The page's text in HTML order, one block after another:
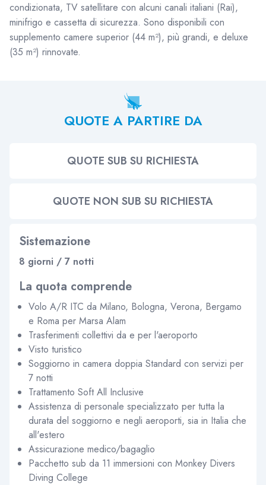
condizionata, TV satellitare con alcuni canali italiani (Rai),
minifrigo e cassetta di sicurezza. Sono disponibili con
supplemento camere superior (44 m²), più grandi, e deluxe
(35 m²) rinnovate.
QUOTE A PARTIRE DA
QUOTE SUB SU RICHIESTA
QUOTE NON SUB SU RICHIESTA
Sistemazione
8 giorni / 7 notti
La quota comprende
Volo A/R ITC da Milano, Bologna, Verona, Bergamo
e Roma per Marsa Alam
Trasferimenti collettivi da e per l'aeroporto
Visto turistico
Soggiorno in camera doppia Standard con servizi per
7 notti
Trattamento Soft All Inclusive
Assistenza di personale specializzato per tutta la
durata del soggiorno e negli aeroporti, sia in Italia che
all'estero
Assicurazione medico/bagaglio
Pacchetto sub da 11 immersioni con Monkey Divers
Diving College